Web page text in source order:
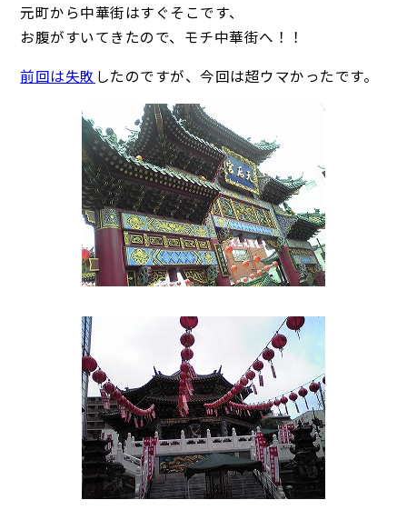
元町から中華街はすぐそこです、
お腹がすいてきたので、モチ中華街へ！！
前回は失敗 したのですが、今回は超ウマかったです。